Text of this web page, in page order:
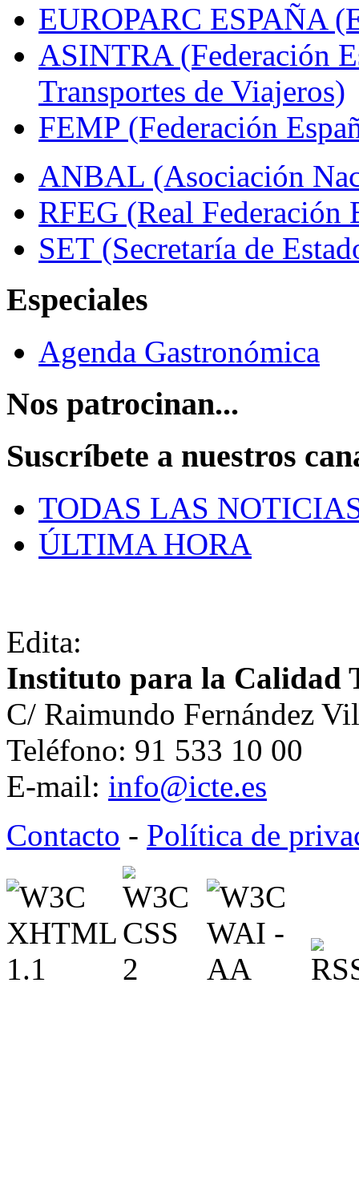
EUROPARC ESPAÑA
ASINTRA (Federación
Transportes de Viajeros)
FEMP (Federación
ANBAL (Asociación
RFEG (Real Federación
SET (Secretaría de
Especiales
Agenda Gastronómica
Nos patrocinan...
Suscríbete a nuestros
TODAS LAS
ÚLTIMA HORA
Edita:
Instituto para la Calidad
C/ Raimundo Fernández
Teléfono: 91 533 10 00
E-mail: info@icte.es
Contacto - Política de